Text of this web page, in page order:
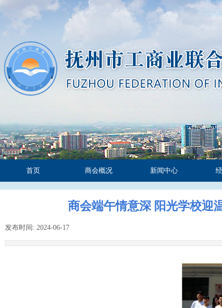
首页 商会概况 新闻中心
商会端午情意深 阳光学校迎
发布时间: 2024-06-17